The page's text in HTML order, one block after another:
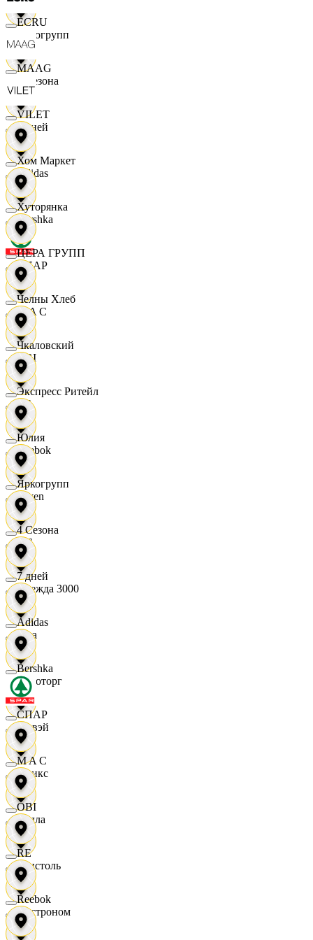
Яркогрупп
4 Сезона
7 дней
Adidas
Bershka
СПАР
M A C
OBI
RE
Reebok
Seven
XC
Одежда 3000
Zara
Агроторг
Амвэй
Аникс
Билла
Бристоль
Быстроном
ECRU
MAAG
VILET
Хом Маркет
Хуторянка
ЦЕРА ГРУПП
Челны Хлеб
Чкаловский
Экспресс Ритейл
Юлия
Яркогрупп
4 Сезона
7 дней
Adidas
Bershka
СПАР
M A C
OBI
RE
Reebok